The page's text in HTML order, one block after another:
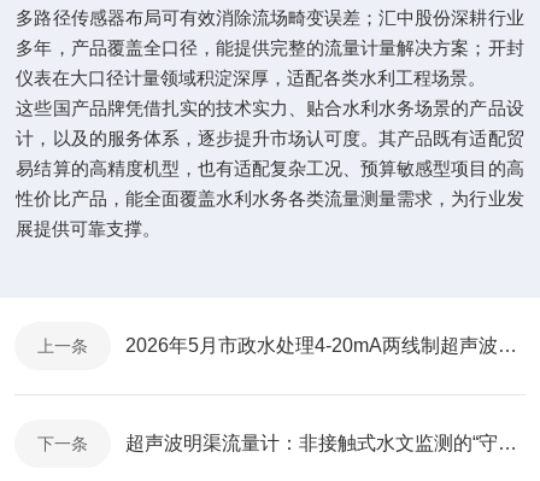
多路径传感器布局可有效消除流场畸变误差；汇中股份深耕行业
多年，产品覆盖全口径，能提供完整的流量计量解决方案；开封
仪表在大口径计量领域积淀深厚，适配各类水利工程场景。
这些国产品牌凭借扎实的技术实力、贴合水利水务场景的产品设
计，以及的服务体系，逐步提升市场认可度。其产品既有适配贸
易结算的高精度机型，也有适配复杂工况、预算敏感型项目的高
性价比产品，能全面覆盖水利水务各类流量测量需求，为行业发
展提供可靠支撑。
上一条 2026年5月市政水处理4-20mA两线制超声波液位计国产口碑品牌​
下一条 超声波明渠流量计：非接触式水文监测的“守护者”